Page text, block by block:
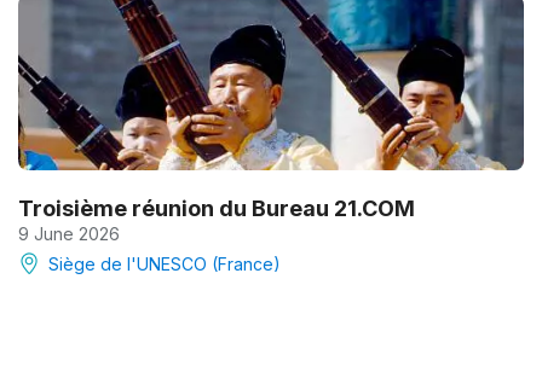
Troisième réunion du Bureau 21.COM
9 June 2026
Siège de l'UNESCO (France)